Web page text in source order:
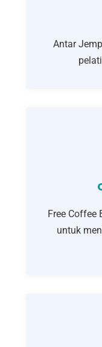
Antar
Free Coffee
untuk